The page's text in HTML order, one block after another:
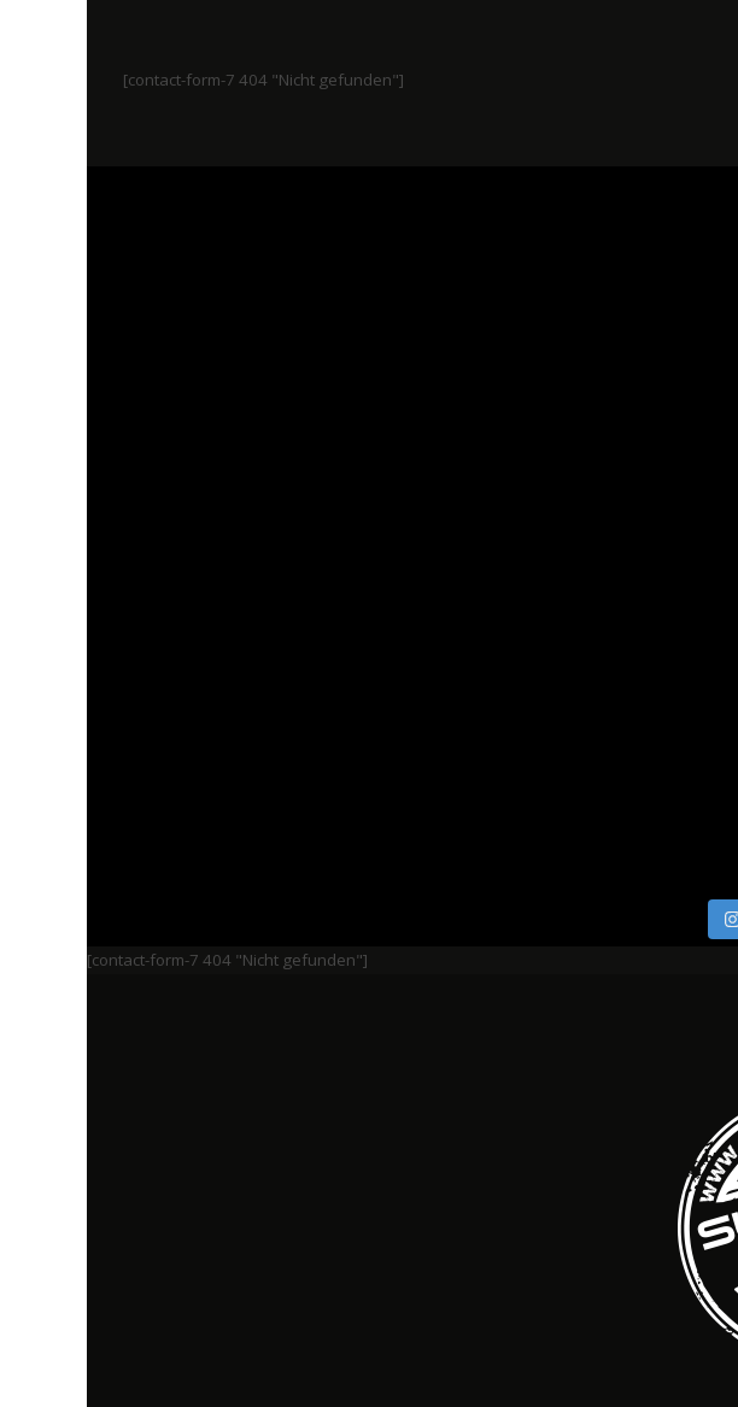
[contact-form-7 404 "Nicht gefunden"]
[contact-form-7 404 "Nicht gefunden"]